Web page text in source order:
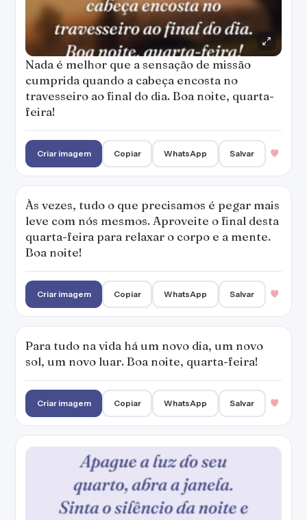
Nada é melhor que a sensação de missão
cumprida quando a cabeça encosta no
travesseiro ao final do dia. Boa noite, quarta-
feira!
Criar imagem Copiar WhatsApp Salvar
Às vezes, tudo o que precisamos é pegar mais
leve com nós mesmos. Aproveite o final desta
quarta-feira para relaxar o corpo e a mente.
Boa noite!
Criar imagem Copiar WhatsApp Salvar
Para tudo na vida há um novo dia, um novo
sol, um novo luar. Boa noite, quarta-feira!
Criar imagem Copiar WhatsApp Salvar